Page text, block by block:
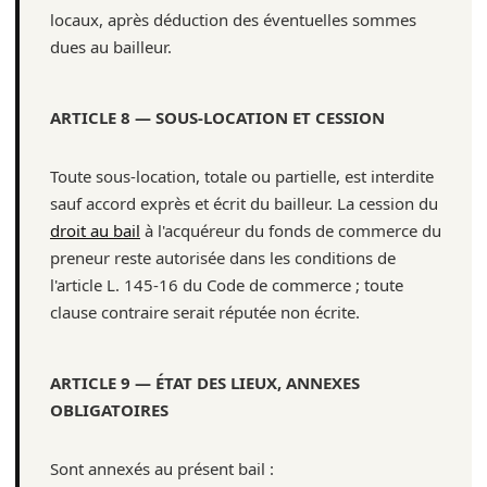
locaux, après déduction des éventuelles sommes
dues au bailleur.
ARTICLE 8 — SOUS-LOCATION ET CESSION
Toute sous-location, totale ou partielle, est interdite
sauf accord exprès et écrit du bailleur. La cession du
droit au bail à l'acquéreur du fonds de commerce du
preneur reste autorisée dans les conditions de
l'article L. 145-16 du Code de commerce ; toute
clause contraire serait réputée non écrite.
ARTICLE 9 — ÉTAT DES LIEUX, ANNEXES
OBLIGATOIRES
Sont annexés au présent bail :